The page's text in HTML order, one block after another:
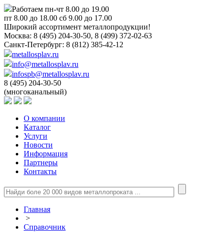
Работаем пн-чт 8.00 до 19.00
пт 8.00 до 18.00 сб 9.00 до 17.00
Широкий ассортимент металлопродукции!
Москва: 8 (495) 204-30-50, 8 (499) 372-02-63
Санкт-Петербург: 8 (812) 385-42-12
metallosplav.ru
info@metallosplav.ru
infospb@metallosplav.ru
8 (495) 204-30-50
(многоканальный)
О компании
Каталог
Услуги
Новости
Информация
Партнеры
Контакты
Главная
>
Справочник